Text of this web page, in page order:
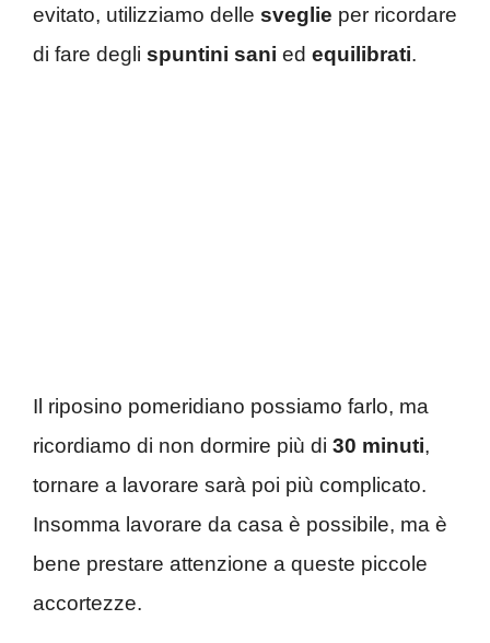
evitato, utilizziamo delle sveglie per ricordare
di fare degli spuntini sani ed equilibrati.
Il riposino pomeridiano possiamo farlo, ma
ricordiamo di non dormire più di 30 minuti,
tornare a lavorare sarà poi più complicato.
Insomma lavorare da casa è possibile, ma è
bene prestare attenzione a queste piccole
accortezze.